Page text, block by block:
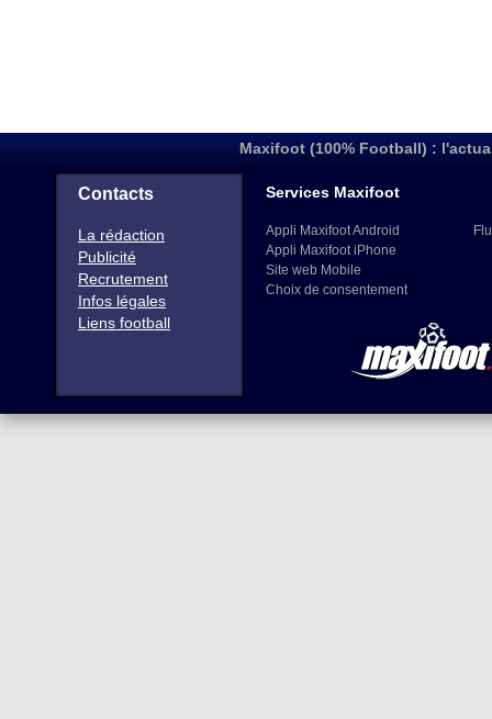
Maxifoot (100% Football) :
Contacts
La rédaction
Publicité
Recrutement
Infos légales
Liens football
Services Maxifoot
Appli Maxifoot Android
Appli Maxifoot iPhone
Site web Mobile
Choix de consentement